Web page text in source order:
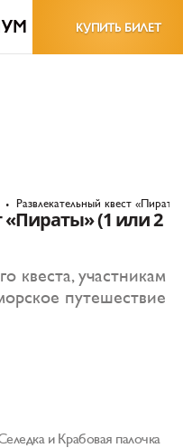
КУПИТЬ БИЛЕТ
Развлекательный квест
«Пираты» (1 или 2
квеста, участникам
путешествие
и Крабовая палочка